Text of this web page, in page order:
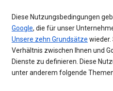
Diese Nutzungsbedingungen
Google, die für unser
Unsere zehn Grundsätze wieder.
Verhältnis zwischen Ihnen und
Dienste zu definieren. Diese
unter anderem folgende